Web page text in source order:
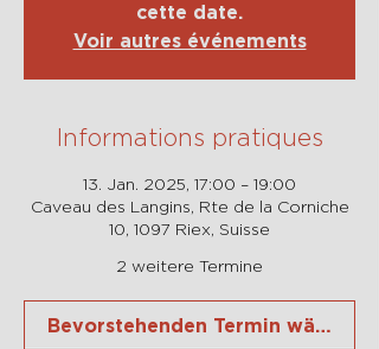
cette date.
Voir autres événements
Informations pratiques
13. Jan. 2025, 17:00 – 19:00
Caveau des Langins, Rte de la Corniche
10, 1097 Riex, Suisse
2 weitere Termine
Bevorstehenden Termin wählen